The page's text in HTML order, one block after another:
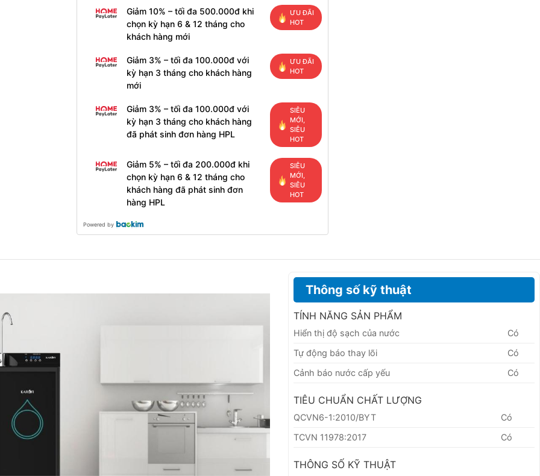
Giảm 10% – tối đa 500.000đ khi
chọn kỳ hạn 6 & 12 tháng cho
khách hàng mới
ƯU ĐÃI
HOT
Giảm 3% – tối đa 100.000đ với
kỳ hạn 3 tháng cho khách hàng
mới
ƯU ĐÃI
HOT
Giảm 3% – tối đa 100.000đ với
kỳ hạn 3 tháng cho khách hàng
đã phát sinh đơn hàng HPL
SIÊU
MỚI,
SIÊU
HOT
Giảm 5% – tối đa 200.000đ khi
chọn kỳ hạn 6 & 12 tháng cho
khách hàng đã phát sinh đơn
hàng HPL
SIÊU
MỚI,
SIÊU
HOT
Powered by
Thông số kỹ thuật
TÍNH NĂNG SẢN PHẨM
Hiển thị độ sạch của nước
Có
Tự động báo thay lõi
Có
Cảnh báo nước cấp yếu
Có
TIÊU CHUẨN CHẤT LƯỢNG
QCVN6-1:2010/BYT
Có
TCVN 11978:2017
Có
THÔNG SỐ KỸ THUẬT